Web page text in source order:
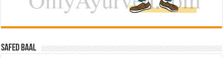
Safed baal